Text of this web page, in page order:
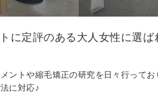
定評のある大人女性に選ば
ントや縮毛矯正の研究を日々行って
に対応♪